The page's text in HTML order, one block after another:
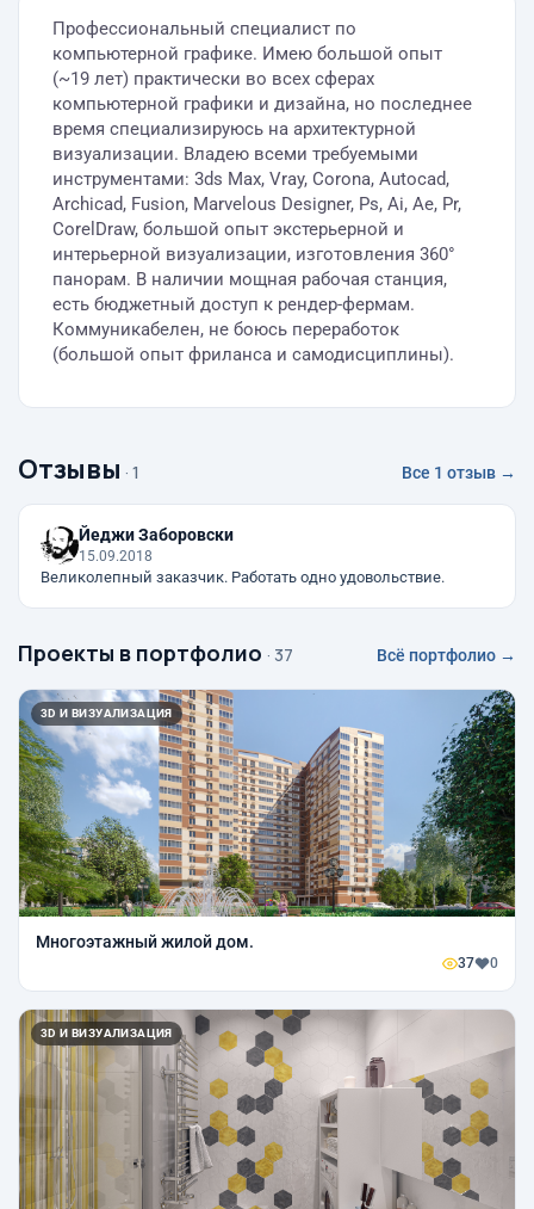
Профессиональный специалист по
компьютерной графике. Имею большой опыт
(~19 лет) практически во всех сферах
компьютерной графики и дизайна, но последнее
время специализируюсь на архитектурной
визуализации. Владею всеми требуемыми
инструментами: 3ds Max, Vray, Corona, Autocad,
Archicad, Fusion, Marvelous Designer, Ps, Ai, Ae, Pr,
CorelDraw, большой опыт экстерьерной и
интерьерной визуализации, изготовления 360°
панорам. В наличии мощная рабочая станция,
есть бюджетный доступ к рендер-фермам.
Коммуникабелен, не боюсь переработок
(большой опыт фриланса и самодисциплины).
Отзывы · 1 Все 1 отзыв →
Йеджи Заборовски
15.09.2018
Великолепный заказчик. Работать одно удовольствие.
Проекты в портфолио · 37 Всё портфолио →
3D И ВИЗУАЛИЗАЦИЯ
Многоэтажный жилой дом.
37 0
3D И ВИЗУАЛИЗАЦИЯ